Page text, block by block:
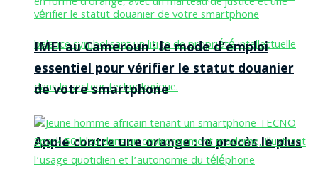
Apple contre une orange : le procès le plus
IMEI au Cameroun : le mode d’emploi
essentiel pour vérifier le statut douanier
de votre smartphone